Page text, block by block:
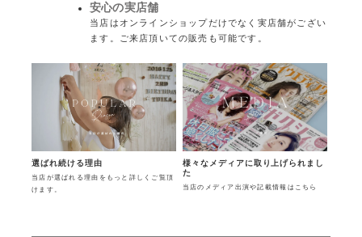
安心の実店舗
当店はオンラインショップだけでなく実店舗がござい
ます。ご来店頂いての販売も可能です。
選ばれ続ける理由
当店が選ばれる理由をもっと詳しくご覧頂
けます。
様々なメディアに取り上げられまし
た
当店のメディア出演や記載情報はこちら